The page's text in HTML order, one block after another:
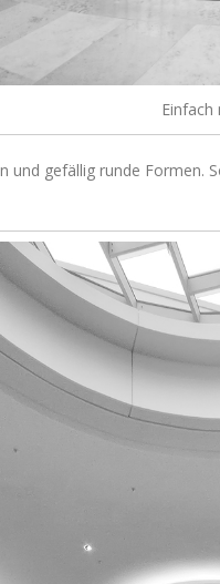
Einfach
und gefällig runde Formen.